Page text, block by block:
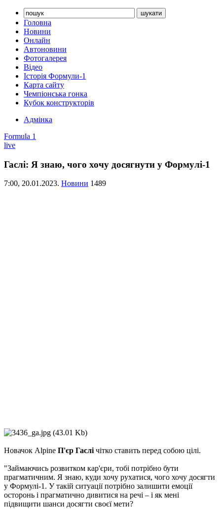
Головна
Новини
Онлайн
Автоновини
Фотогалерея
Відео
Історія Формули-1
Карта сайту
Чемпіонська гонка
Кубок конструкторів
Адмінка
Formula 1
live
Гаслі: Я знаю, чого хочу досягнути у Формулі-1
7:00, 20.01.2023. Новини 1489
Новачок Alpine П'єр Гаслічітко ставить перед собою цілі.
"Займаючись розвитком кар'єри, тобі потрібно бути
прагматичним. Я знаю, куди хочу рухатися, чого хочу досягти
у Формулі-1. У такій ситуації потрібно залишити емоції
осторонь і прагматично дивитися на речі – і як мені
підвищити шанси досягти своєї мети?